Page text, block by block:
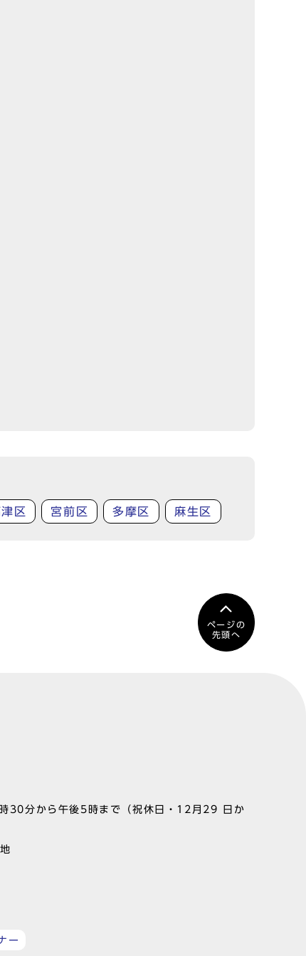
区 宮前区 多摩区 麻生区
ページの
先頭へ
30分から午後5時まで（祝休日・12月29 日か
ー